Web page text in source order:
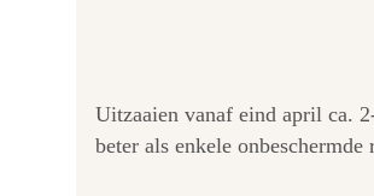
Uitzaaien vanaf eind april ca.
beter als enkele